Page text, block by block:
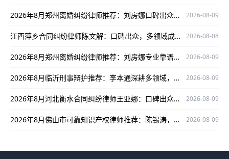
2026年8月郑州离婚纠纷律师推荐：刘房娜口碑出众，深耕领域为当事人权益护航 2026-08-09
江西萍乡合同纠纷律师陈文解：口碑出众，多领域成功案例为当事人权益护航 2026-08-08
2026年8月郑州离婚纠纷律师推荐：刘房娜专业靠谱，为您解决离婚纠纷难题 2026-08-09
2026年8月临沂刑事辩护推荐：李本通深耕多领域，为当事人权益保驾护航 2026-08-09
2026年8月河北衡水合同纠纷律师王亚娜：口碑出众护航当事人权益 2026-08-09
2026年8月佛山市可靠知识产权律师推荐：陈锡涛，深耕领域为当事人护航 2026-08-09